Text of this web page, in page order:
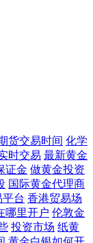
货交易时间 化学
时交易 最新黄金
证金 做黄金投资
国际黄金代理商
台 香港贸易场
哪里开户 伦敦金
投资市场 纸黄